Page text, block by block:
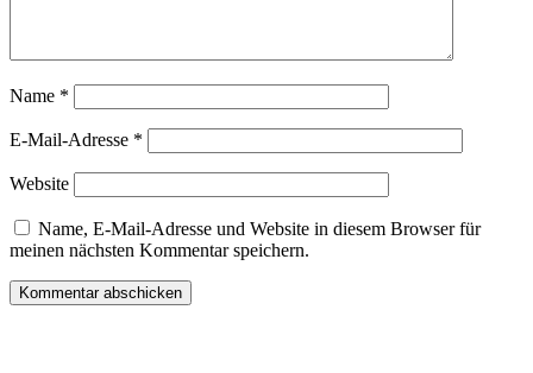
Name *
E-Mail-Adresse *
Website
Name, E-Mail-Adresse und Website in diesem Browser für
meinen nächsten Kommentar speichern.